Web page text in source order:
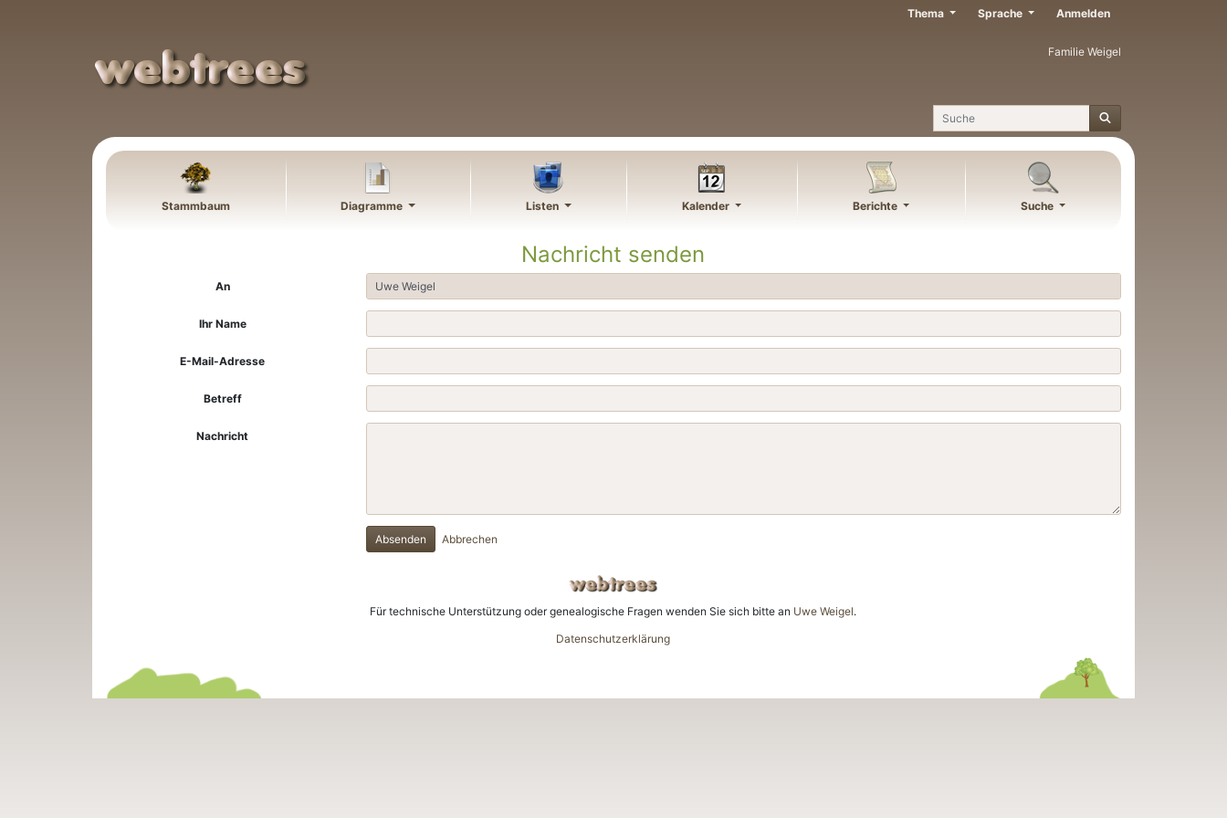
Familie Weigel
Suche
Thema Sprache Anmelden
Stammbaum Diagramme Listen Kalender Berichte Suche
Nachricht senden
An
Ihr Name
E-Mail-Adresse
Betreff
Nachricht
Absenden Abbrechen
Für technische Unterstützung oder genealogische Fragen wenden Sie sich bitte an Uwe Weigel.
Datenschutzerklärung